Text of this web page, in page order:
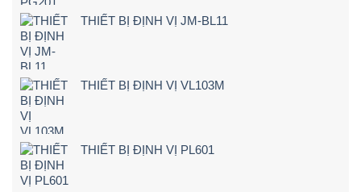
THIẾT BỊ ĐỊNH VỊ JM-BL11
THIẾT BỊ ĐỊNH VỊ VL103M
THIẾT BỊ ĐỊNH VỊ PL601